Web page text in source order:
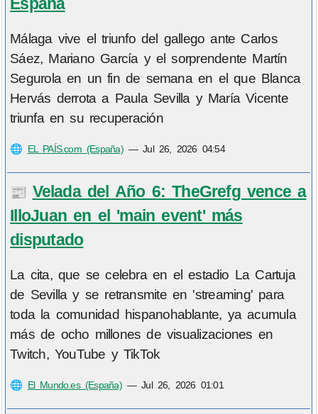
Málaga vive el triunfo del gallego ante Carlos
Sáez, Mariano García y el sorprendente Martín
Segurola en un fin de semana en el que Blanca
Hervás derrota a Paula Sevilla y María Vicente
triunfa en su recuperación
🌐 EL PAÍS.com (España)—Jul 26, 2026 04:54
📰 Velada del Año 6: TheGrefg vence a
IlloJuan en el 'main event' más
disputado
La cita, que se celebra en el estadio La Cartuja
de Sevilla y se retransmite en 'streaming' para
toda la comunidad hispanohablante, ya acumula
más de ocho millones de visualizaciones en
Twitch, YouTube y TikTok
🌐 El Mundo.es (España)—Jul 26, 2026 01:01